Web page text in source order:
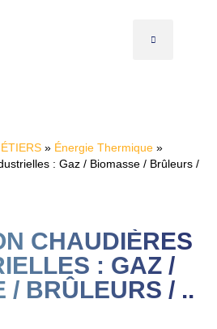
» Énergie Thermique »
: Gaz / Biomasse / Brûleurs /
CHAUDIÈRES
: GAZ /
/ BRÛLEURS / ..